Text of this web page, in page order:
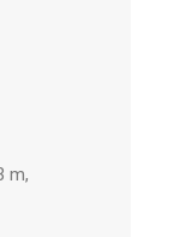
m,